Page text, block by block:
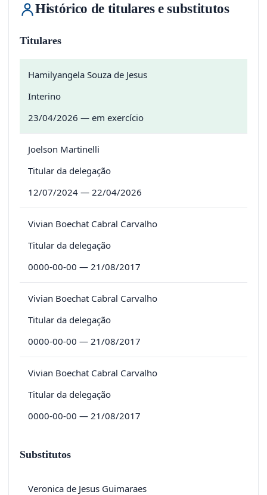
Histórico de titulares e substitutos
Titulares
Hamilyangela Souza de Jesus
Interino
23/04/2026 — em exercício
Joelson Martinelli
Titular da delegação
12/07/2024 — 22/04/2026
Vivian Boechat Cabral Carvalho
Titular da delegação
0000-00-00 — 21/08/2017
Vivian Boechat Cabral Carvalho
Titular da delegação
0000-00-00 — 21/08/2017
Vivian Boechat Cabral Carvalho
Titular da delegação
0000-00-00 — 21/08/2017
Substitutos
Veronica de Jesus Guimaraes